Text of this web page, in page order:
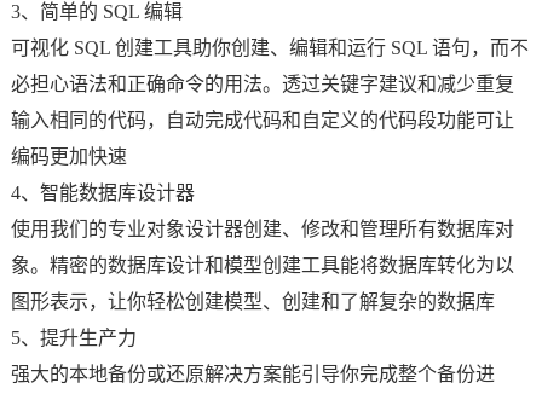
3、简单的 SQL 编辑
可视化 SQL 创建工具助你创建、编辑和运行 SQL 语句，而不
必担心语法和正确命令的用法。透过关键字建议和减少重复
输入相同的代码，自动完成代码和自定义的代码段功能可让
编码更加快速
4、智能数据库设计器
使用我们的专业对象设计器创建、修改和管理所有数据库对
象。精密的数据库设计和模型创建工具能将数据库转化为以
图形表示，让你轻松创建模型、创建和了解复杂的数据库
5、提升生产力
强大的本地备份或还原解决方案能引导你完成整个备份进